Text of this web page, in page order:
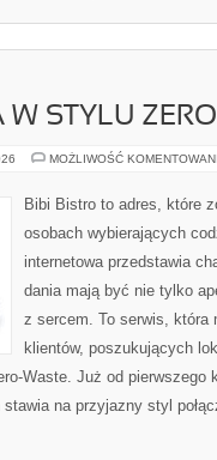
STYLU
MOŻLIWOŚĆ
Bibi Bistro to adres, które
osobach wybierających
internetowa przedstawia
dania mają być nie tylko
z sercem. To serwis, która
klientów, poszukujących
Waste. Już od pierwszego
na przyjazny styl